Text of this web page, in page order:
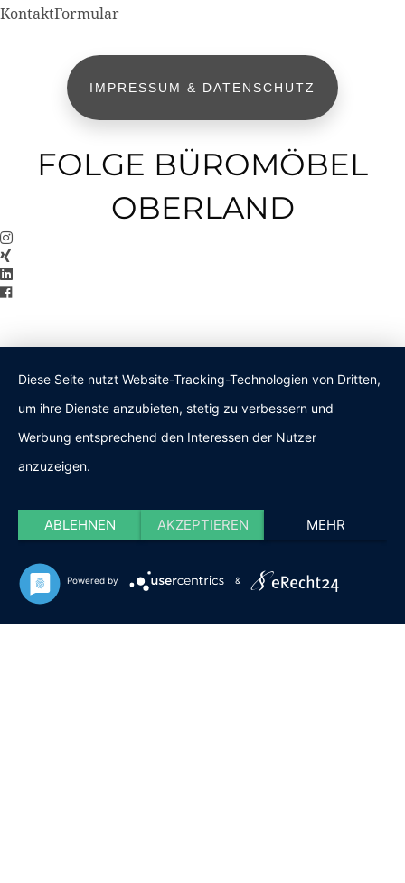
KontaktFormular
IMPRESSUM & DATENSCHUTZ
FOLGE BÜROMÖBEL
OBERLAND
Diese Seite nutzt Website-Tracking-Technologien von Dritten,
um ihre Dienste anzubieten, stetig zu verbessern und
Werbung entsprechend den Interessen der Nutzer
anzuzeigen.
ABLEHNEN AKZEPTIEREN MEHR
Powered by &